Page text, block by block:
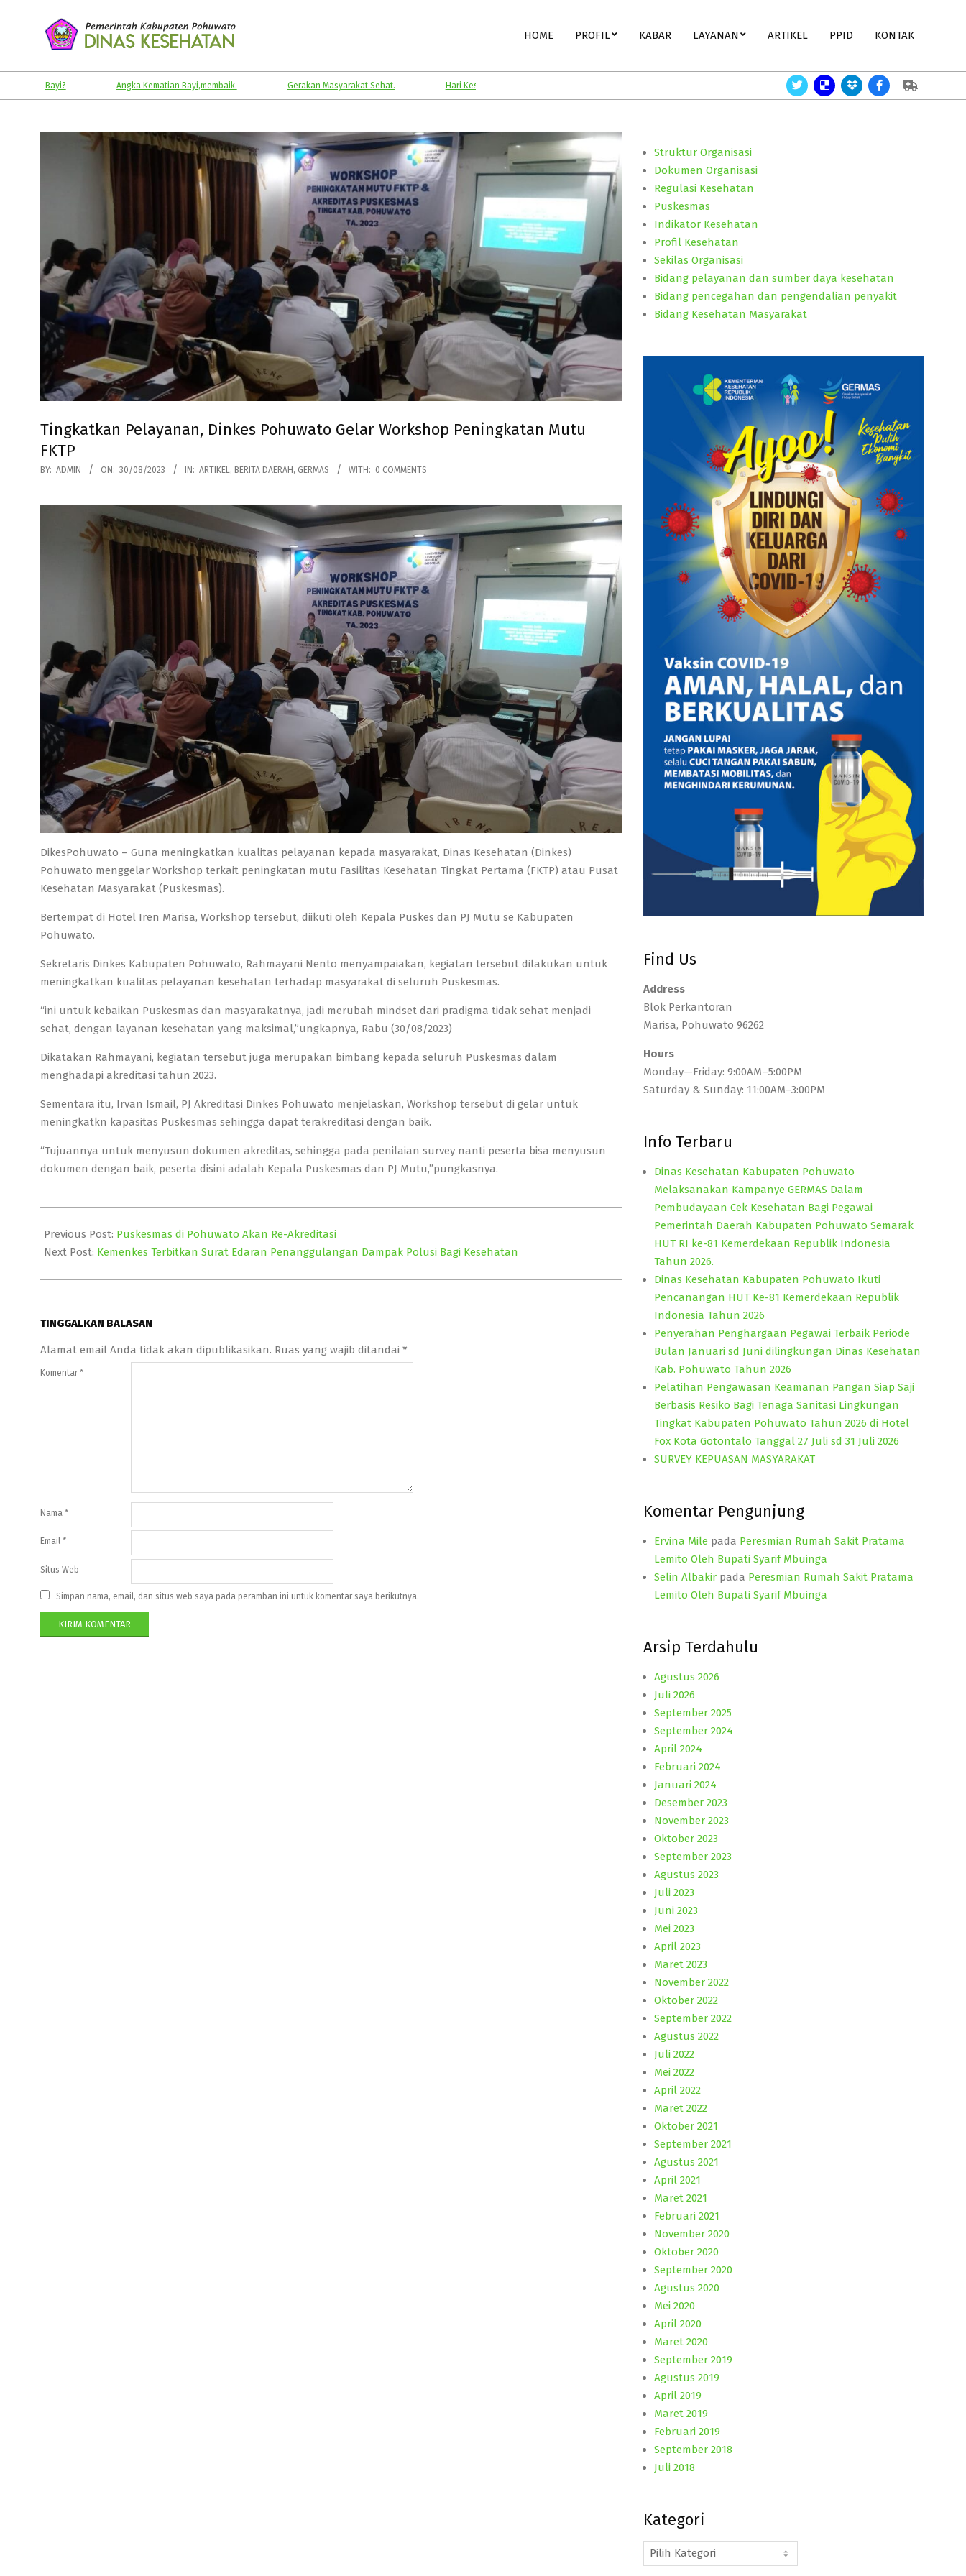
KABUPATEN
POHUWATO
HOME PROFIL KABAR LAYANAN ARTIKEL PPID KONTAK
Angka Kematian Bayi,membaik. Gerakan Masyarakat Sehat. Hari Kesehatan Nasional. Angka Kematian Bayi,membaik.
Tingkatkan Pelayanan, Dinkes Pohuwato Gelar Workshop Peningkatan Mutu
FKTP
BY: ADMIN ON: 30/08/2023 IN: ARTIKEL, BERITA DAERAH , GERMAS WITH: 0 COMMENTS
DikesPohuwato – Guna meningkatkan kualitas pelayanan kepada masyarakat, Dinas Kesehatan (Dinkes)
Pohuwato menggelar Workshop terkait peningkatan mutu Fasilitas Kesehatan Tingkat Pertama (FKTP) atau Pusat
Kesehatan Masyarakat (Puskesmas).
Bertempat di Hotel Iren Marisa, Workshop tersebut, diikuti oleh Kepala Puskes dan PJ Mutu se Kabupaten
Pohuwato.
Sekretaris Dinkes Kabupaten Pohuwato, Rahmayani Nento menyampaiakan, kegiatan tersebut dilakukan untuk
meningkatkan kualitas pelayanan kesehatan terhadap masyarakat di seluruh Puskesmas.
“ini untuk kebaikan Puskesmas dan masyarakatnya, jadi merubah mindset dari pradigma tidak sehat menjadi
sehat, dengan layanan kesehatan yang maksimal,”ungkapnya, Rabu (30/08/2023)
Dikatakan Rahmayani, kegiatan tersebut juga merupakan bimbang kepada seluruh Puskesmas dalam
menghadapi akreditasi tahun 2023.
Sementara itu, Irvan Ismail, PJ Akreditasi Dinkes Pohuwato menjelaskan, Workshop tersebut di gelar untuk
meningkatkn kapasitas Puskesmas sehingga dapat terakreditasi dengan baik.
“Tujuannya untuk menyusun dokumen akreditas, sehingga pada penilaian survey nanti peserta bisa menyusun
dokumen dengan baik, peserta disini adalah Kepala Puskesmas dan PJ Mutu,”pungkasnya.
08-
30
Previous Post: Puskesmas di Pohuwato Akan Re-Akreditasi
Next Post: Kemenkes Terbitkan Surat Edaran Penanggulangan Dampak Polusi Bagi Kesehatan
TINGGALKAN BALASAN
Alamat email Anda tidak akan dipublikasikan. Ruas yang wajib ditandai *
Komentar *
Nama *
Email *
Situs Web
Simpan nama, email, dan situs web saya pada peramban ini untuk komentar saya berikutnya.
Struktur Organisasi
Dokumen Organisasi
Regulasi Kesehatan
Puskesmas
Indikator Kesehatan
Profil Kesehatan
Sekilas Organisasi
Bidang pelayanan dan sumber daya kesehatan
Bidang pencegahan dan pengendalian penyakit
Bidang Kesehatan Masyarakat
Find Us
Address
Blok Perkantoran
Marisa, Pohuwato 96262
Hours
Monday—Friday: 9:00AM–5:00PM
Saturday & Sunday: 11:00AM–3:00PM
Info Terbaru
Dinas Kesehatan Kabupaten Pohuwato
Melaksanakan Kampanye GERMAS Dalam
Pembudayaan Cek Kesehatan Bagi Pegawai
Pemerintah Daerah Kabupaten Pohuwato Semarak
HUT RI ke-81 Kemerdekaan Republik Indonesia
Tahun 2026.
Dinas Kesehatan Kabupaten Pohuwato Ikuti
Pencanangan HUT Ke-81 Kemerdekaan Republik
Indonesia Tahun 2026
Penyerahan Penghargaan Pegawai Terbaik Periode
Bulan Januari sd Juni dilingkungan Dinas Kesehatan
Kab. Pohuwato Tahun 2026
Pelatihan Pengawasan Keamanan Pangan Siap Saji
Berbasis Resiko Bagi Tenaga Sanitasi Lingkungan
Tingkat Kabupaten Pohuwato Tahun 2026 di Hotel
Fox Kota Gotontalo Tanggal 27 Juli sd 31 Juli 2026
SURVEY KEPUASAN MASYARAKAT
Komentar Pengunjung
Ervina Mile pada Peresmian Rumah Sakit Pratama
Lemito Oleh Bupati Syarif Mbuinga
Selin Albakir pada Peresmian Rumah Sakit Pratama
Lemito Oleh Bupati Syarif Mbuinga
Arsip Terdahulu
Agustus 2026
Juli 2026
September 2025
September 2024
April 2024
Februari 2024
Januari 2024
Desember 2023
November 2023
Oktober 2023
September 2023
Agustus 2023
Juli 2023
Juni 2023
Mei 2023
April 2023
Maret 2023
November 2022
Oktober 2022
September 2022
Agustus 2022
Juli 2022
Mei 2022
April 2022
Maret 2022
Oktober 2021
September 2021
Agustus 2021
April 2021
Maret 2021
Februari 2021
November 2020
Oktober 2020
September 2020
Agustus 2020
Mei 2020
April 2020
Maret 2020
September 2019
Agustus 2019
April 2019
Maret 2019
Februari 2019
September 2018
Juli 2018
Kategori
Kategori